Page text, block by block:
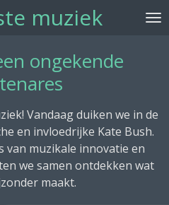
muziek
ongekende
Vandaag duiken we in de
en invloedrijke Kate Bush.
van muzikale innovatie en
we samen ontdekken wat
maakt.